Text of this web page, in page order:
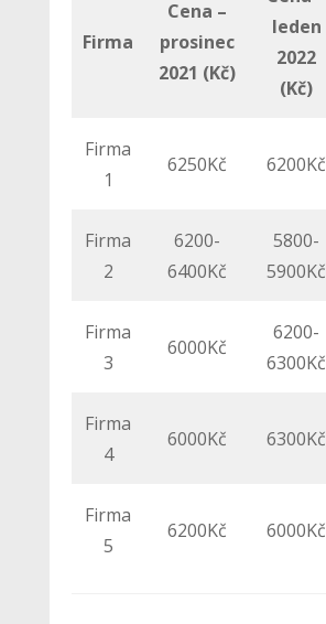
Firma
Cena –
prosinec
2021 (Kč)
leden
2022
(Kč)
Firma
1
6250Kč 6200Kč
Firma
2
6200-
6400Kč
5800-
5900Kč
Firma
3
6000Kč
6200-
6300Kč
Firma
4
6000Kč 6300Kč
Firma
5
6200Kč 6000Kč